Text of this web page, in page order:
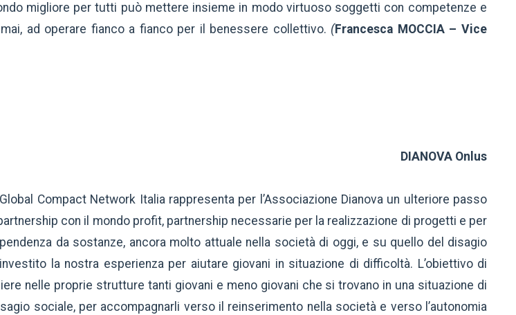
migliore per tutti può mettere insieme in modo virtuoso soggetti con competenze e
ad operare fianco a fianco per il benessere collettivo. (Francesca MOCCIA – Vice
DIANOVA Onlus
Compact Network Italia rappresenta per l’Associazione Dianova un ulteriore passo
con il mondo profit, partnership necessarie per la realizzazione di progetti e per
da sostanze, ancora molto attuale nella società di oggi, e su quello del disagio
la nostra esperienza per aiutare giovani in situazione di difficoltà. L’obiettivo di
nelle proprie strutture tanti giovani e meno giovani che si trovano in una situazione di
sociale, per accompagnarli verso il reinserimento nella società e verso l’autonomia